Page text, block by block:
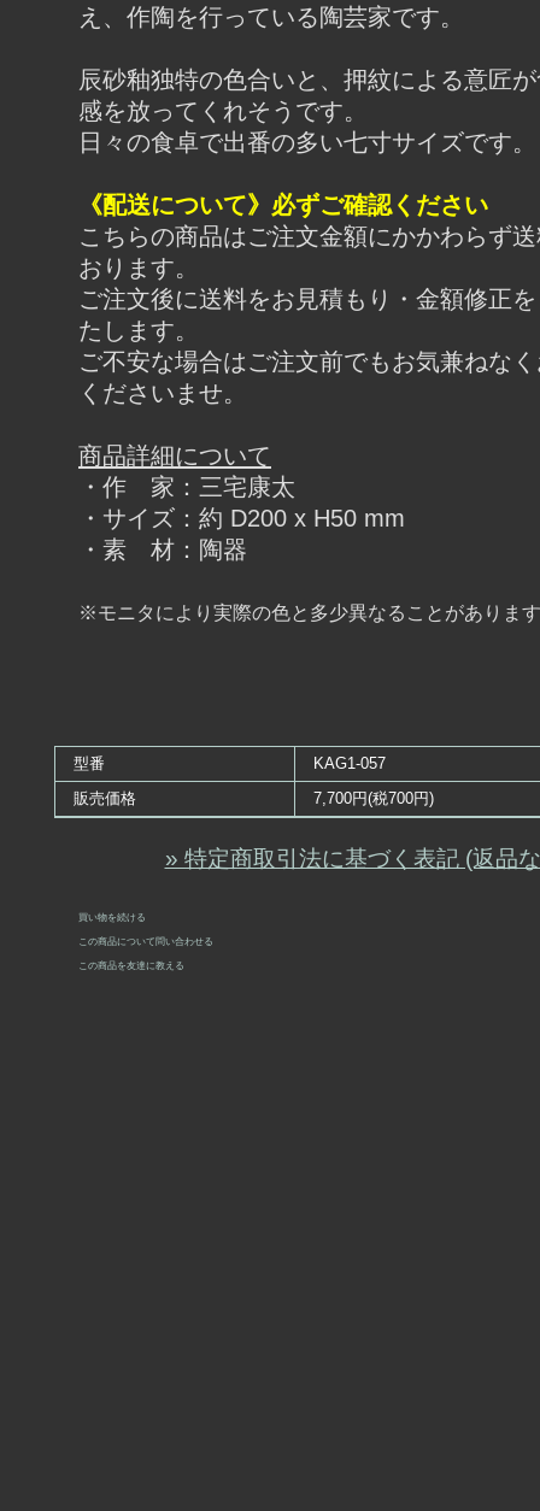
え、作陶を行っている陶芸家です。
辰砂釉独特の色合いと、押紋による意匠
感を放ってくれそうです。
日々の食卓で出番の多い七寸サイズです。
《配送について》必ずご確認ください
こちらの商品はご注文金額にかかわらず
おります。
ご注文後に送料をお見積もり・金額修正
たします。
ご不安な場合はご注文前でもお気兼ねな
くださいませ。
商品詳細について
・作 家：三宅康太
・サイズ：約 D200 x H50 mm
・素 材：陶器
※モニタにより実際の色と多少異なることがありま
型番
KAG1-057
販売価格
7,700円(税700円)
» 特定商取引法に基づく表記 (返品
買い物を続ける
この商品について問い合わせる
この商品を友達に教える